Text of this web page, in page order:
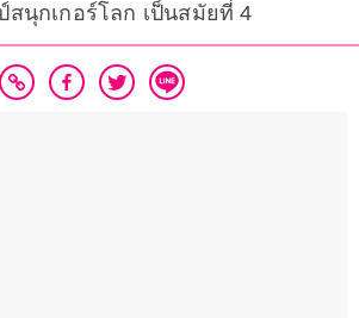
นุกเกอร์โลก เป็นสมัยที่ 4